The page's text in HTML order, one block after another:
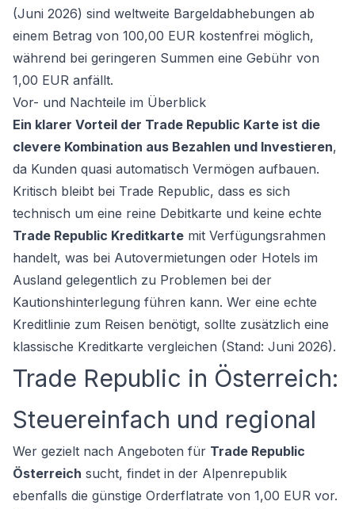
(Juni 2026) sind weltweite Bargeldabhebungen ab
einem Betrag von 100,00 EUR kostenfrei möglich,
während bei geringeren Summen eine Gebühr von
1,00 EUR anfällt.
Vor- und Nachteile im Überblick
Ein klarer Vorteil der Trade Republic Karte ist die
clevere Kombination aus Bezahlen und Investieren,
da Kunden quasi automatisch Vermögen aufbauen.
Kritisch bleibt bei Trade Republic, dass es sich
technisch um eine reine Debitkarte und keine echte
Trade Republic Kreditkarte mit Verfügungsrahmen
handelt, was bei Autovermietungen oder Hotels im
Ausland gelegentlich zu Problemen bei der
Kautionshinterlegung führen kann. Wer eine echte
Kreditlinie zum Reisen benötigt, sollte zusätzlich eine
klassische Kreditkarte vergleichen (Stand: Juni 2026).
Trade Republic in Österreich:
Steuereinfach und regional
Wer gezielt nach Angeboten für Trade Republic
Österreich sucht, findet in der Alpenrepublik
ebenfalls die günstige Orderflatrate von 1,00 EUR vor.